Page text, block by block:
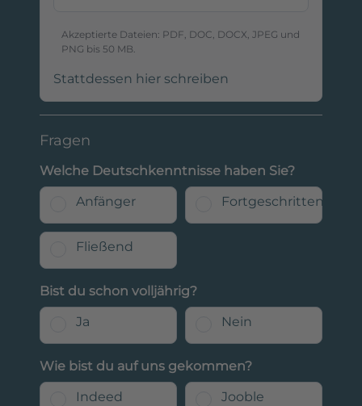
Akzeptierte Dateien: PDF, DOC, DOCX, JPEG und
PNG bis 50 MB.
Stattdessen hier schreiben
Fragen
Welche Deutschkenntnisse haben Sie?
Anfänger
Fortgeschritten
Fließend
Bist du schon volljährig?
Ja
Nein
Wie bist du auf uns gekommen?
Indeed
Jooble